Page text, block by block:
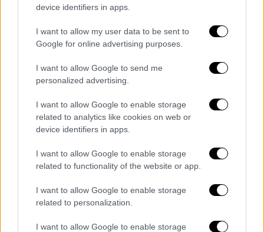
device identifiers in apps.
I want to allow my user data to be sent to
Google for online advertising purposes.
I want to allow Google to send me
personalized advertising.
I want to allow Google to enable storage
related to analytics like cookies on web or
device identifiers in apps.
I want to allow Google to enable storage
related to functionality of the website or app.
I want to allow Google to enable storage
related to personalization.
I want to allow Google to enable storage
Αθλητισμός|12.12.2022 22:00
Συγκινητικές στιγμές με τους γονείς